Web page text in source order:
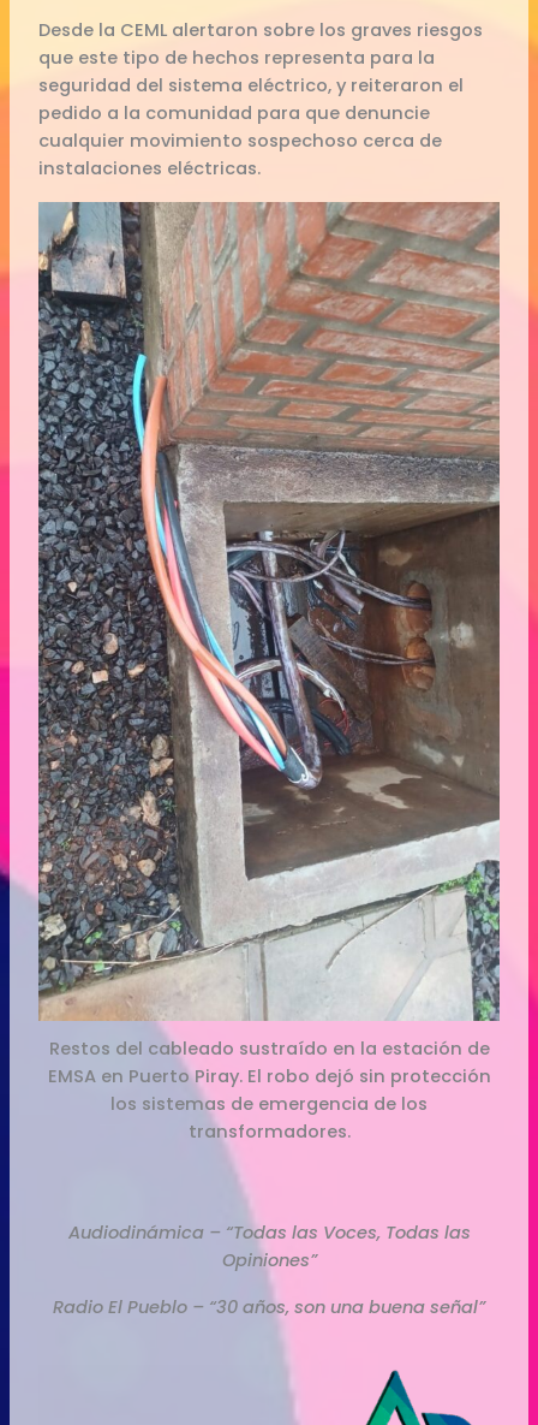
Desde la CEML alertaron sobre los graves riesgos
que este tipo de hechos representa para la
seguridad del sistema eléctrico, y reiteraron el
pedido a la comunidad para que denuncie
cualquier movimiento sospechoso cerca de
instalaciones eléctricas.
Restos del cableado sustraído en la estación de
EMSA en Puerto Piray. El robo dejó sin protección
los sistemas de emergencia de los
transformadores.
Audiodinámica – “Todas las Voces, Todas las
Opiniones”
Radio El Pueblo – “30 años, son una buena señal”